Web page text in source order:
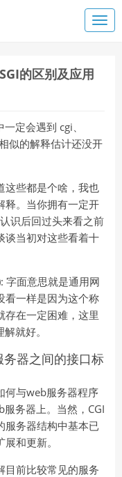
的区别及应用
定会遇到 cgi、
似的解释估计还没开
这些都是个啥，我也
释。当你拥有一定开
识后回过头来看之前
谈当初对这些看着十
字面意思就是通用网
看一样是因为这个称
存在一定困难，这里
就好。
器之间的接口标
何与web服务器程序
务器上。当然，CGI
服务器结构中基本已
和更新。
目前比较常见的服务